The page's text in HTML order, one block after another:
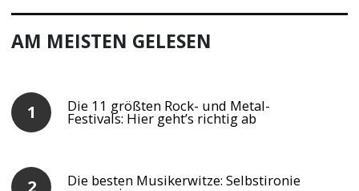
AM MEISTEN GELESEN
Die 11 größten Rock- und Metal-
Festivals: Hier geht’s richtig ab
Die besten Musikerwitze: Selbstironie